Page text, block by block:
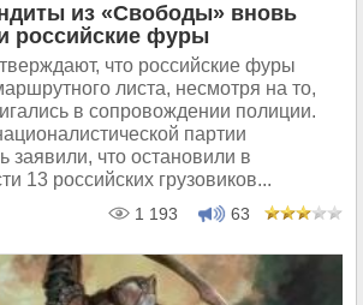
из «Свободы» вновь
российские фуры
что российские фуры
листа, несмотря на то,
в сопровождении полиции.
партии
заявили, что остановили в
13 российских грузовиков...
1 193 63